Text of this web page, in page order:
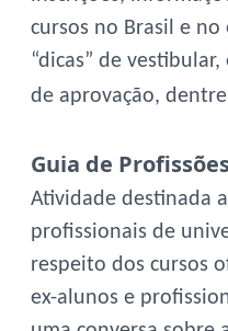
cursos no Brasil e
“dicas” de
de aprovação,
Guia de
Atividade destinada
profissionais de
respeito dos cursos
ex-alunos e